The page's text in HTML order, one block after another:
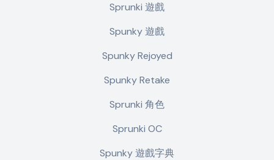
Sprunki 遊戲
Spunky 遊戲
Spunky Rejoyed
Spunky Retake
Sprunki 角色
Sprunki OC
Spunky 遊戲字典